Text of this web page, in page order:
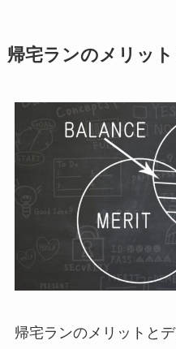
帰宅ランのメリッ
帰宅ランのメリットと